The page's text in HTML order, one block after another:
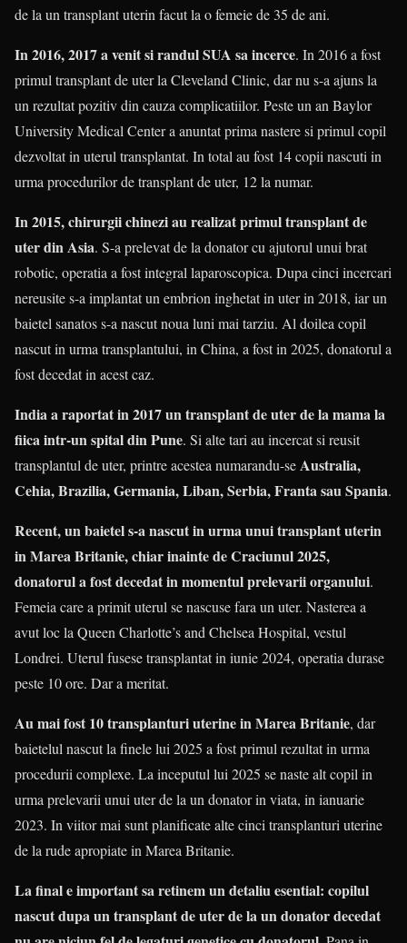
de la un transplant uterin facut la o femeie de 35 de ani.
In 2016, 2017 a venit si randul SUA sa incerce. In 2016 a fost
primul transplant de uter la Cleveland Clinic, dar nu s-a ajuns la
un rezultat pozitiv din cauza complicatiilor. Peste un an Baylor
University Medical Center a anuntat prima nastere si primul copil
dezvoltat in uterul transplantat. In total au fost 14 copii nascuti in
urma procedurilor de transplant de uter, 12 la numar.
In 2015, chirurgii chinezi au realizat primul transplant de
uter din Asia. S-a prelevat de la donator cu ajutorul unui brat
robotic, operatia a fost integral laparoscopica. Dupa cinci incercari
nereusite s-a implantat un embrion inghetat in uter in 2018, iar un
baietel sanatos s-a nascut noua luni mai tarziu. Al doilea copil
nascut in urma transplantului, in China, a fost in 2025, donatorul a
fost decedat in acest caz.
India a raportat in 2017 un transplant de uter de la mama la
fiica intr-un spital din Pune. Si alte tari au incercat si reusit
transplantul de uter, printre acestea numarandu-se Australia,
Cehia, Brazilia, Germania, Liban, Serbia, Franta sau Spania.
Recent, un baietel s-a nascut in urma unui transplant uterin
in Marea Britanie, chiar inainte de Craciunul 2025,
donatorul a fost decedat in momentul prelevarii organului.
Femeia care a primit uterul se nascuse fara un uter. Nasterea a
avut loc la Queen Charlotte’s and Chelsea Hospital, vestul
Londrei. Uterul fusese transplantat in iunie 2024, operatia durase
peste 10 ore. Dar a meritat.
Au mai fost 10 transplanturi uterine in Marea Britanie, dar
baietelul nascut la finele lui 2025 a fost primul rezultat in urma
procedurii complexe. La inceputul lui 2025 se naste alt copil in
urma prelevarii unui uter de la un donator in viata, in ianuarie
2023. In viitor mai sunt planificate alte cinci transplanturi uterine
de la rude apropiate in Marea Britanie.
La final e important sa retinem un detaliu esential: copilul
nascut dupa un transplant de uter de la un donator decedat